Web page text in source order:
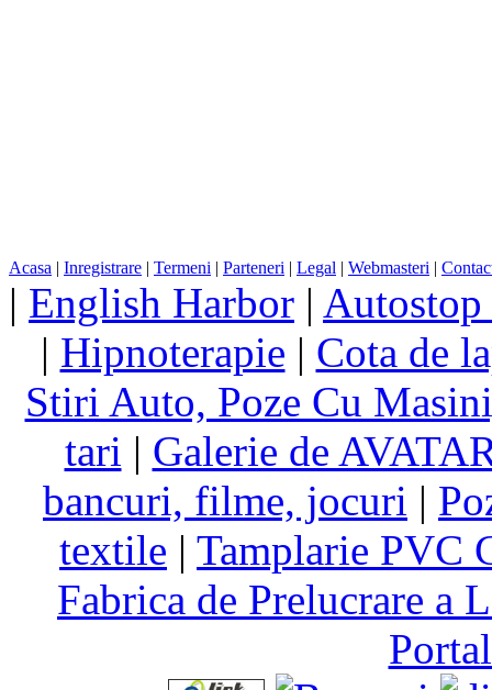
Acasa | Inregistrare | Termeni | Parteneri | Legal | Webmasteri |
| English Harbor |
| Hipnoterapie | Cota de
Stiri Auto, Poze Cu
tari | Galerie de
bancuri, filme, jocuri |
textile | Tamplarie PVC
Fabrica de Prelucrare a